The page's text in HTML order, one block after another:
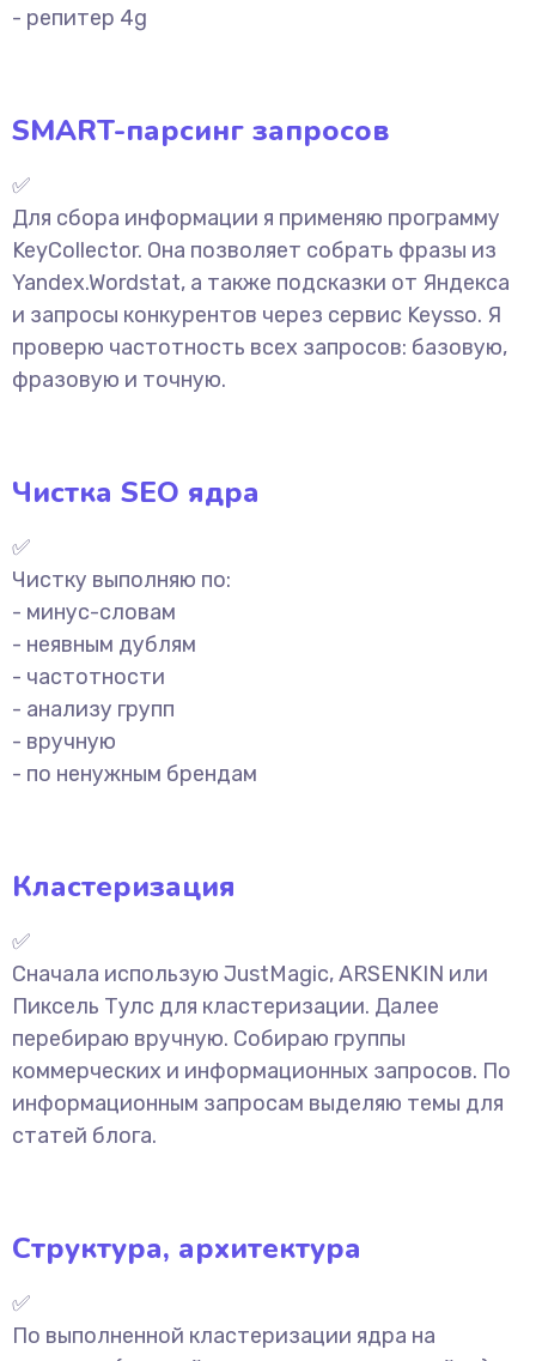
- репитер 4g
SMART-парсинг запросов
✅
Для сбора информации я применяю программу
KeyCollector. Она позволяет собрать фразы из
Yandex.Wordstat, а также подсказки от Яндекса
и запросы конкурентов через сервис Keysso. Я
проверю частотность всех запросов: базовую,
фразовую и точную.
Чистка SEO ядра
✅
Чистку выполняю по:
- минус-словам
- неявным дублям
- частотности
- анализу групп
- вручную
- по ненужным брендам
Кластеризация
✅
Сначала использую JustMagic, ARSENKIN или
Пиксель Тулс для кластеризации. Далее
перебираю вручную. Собираю группы
коммерческих и информационных запросов. По
информационным запросам выделяю темы для
статей блога.
Структура, архитектура
✅
По выполненной кластеризации ядра на